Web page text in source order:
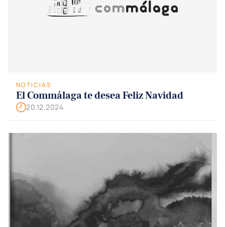
NOTICIAS
El Commálaga te desea Feliz Navidad
20.12.2024